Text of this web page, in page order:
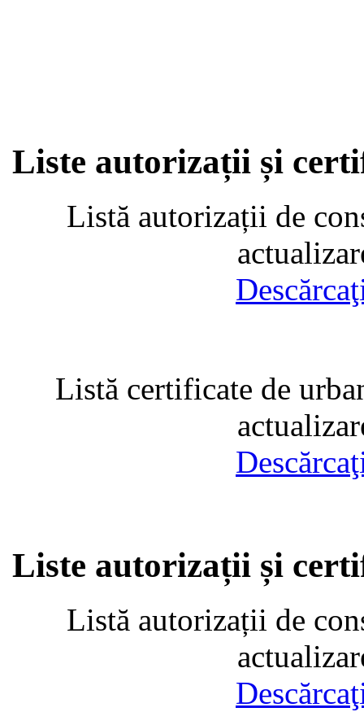
Liste autorizații și
Listă autorizații de
Listă certificate de
Liste autorizații și
Listă autorizații de